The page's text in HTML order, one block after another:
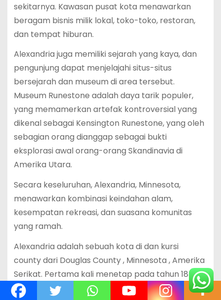
sekitarnya. Kawasan pusat kota menawarkan
beragam bisnis milik lokal, toko-toko, restoran,
dan tempat hiburan.
Alexandria juga memiliki sejarah yang kaya, dan
pengunjung dapat menjelajahi situs-situs
bersejarah dan museum di area tersebut.
Museum Runestone adalah daya tarik populer,
yang memamerkan artefak kontroversial yang
dikenal sebagai Kensington Runestone, yang oleh
sebagian orang dianggap sebagai bukti
eksplorasi awal orang-orang Skandinavia di
Amerika Utara.
Secara keseluruhan, Alexandria, Minnesota,
menawarkan kombinasi keindahan alam,
kesempatan rekreasi, dan suasana komunitas
yang ramah.
Alexandria adalah sebuah kota di dan kursi
county dari Douglas County , Minnesota , Amerika
Serikat. Pertama kali menetap pada tahun 1858,
dinamai berdasarkan saudara Alexander dan